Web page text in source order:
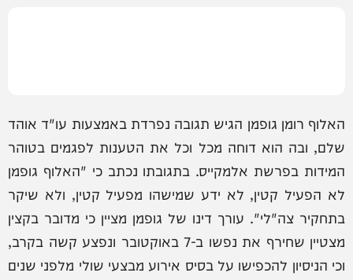
האלוף רומן גופמן הגיש תגובה נפרדת באמצעות עו"ד אוהד
שלם, ובה הוא דוחה מכל וכל את הטענות לפגמים בטוהר
המידות בפרשת אלמקייס. בתגובתו נכתב כי "האלוף גופמן
לא הפעיל קטין, לא ידע שמישהו מפעיל קטין, ולא שיקר
בתחקיר צה"לי". עורך דינו של גופמן מציין כי מדובר בקצין
מצטיין שחירף את נפשו ב-7 באוקטובר ונפצע קשה בקרב,
וכי הניסיון להכפישו על בסיס אירוע מבצעי שולי מלפני שנים